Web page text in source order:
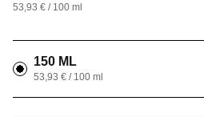
53,93 € / 100 ml
150 ML
53,93 € / 100 ml